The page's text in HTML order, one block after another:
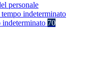
personale
indeterminato
indeterminato 70